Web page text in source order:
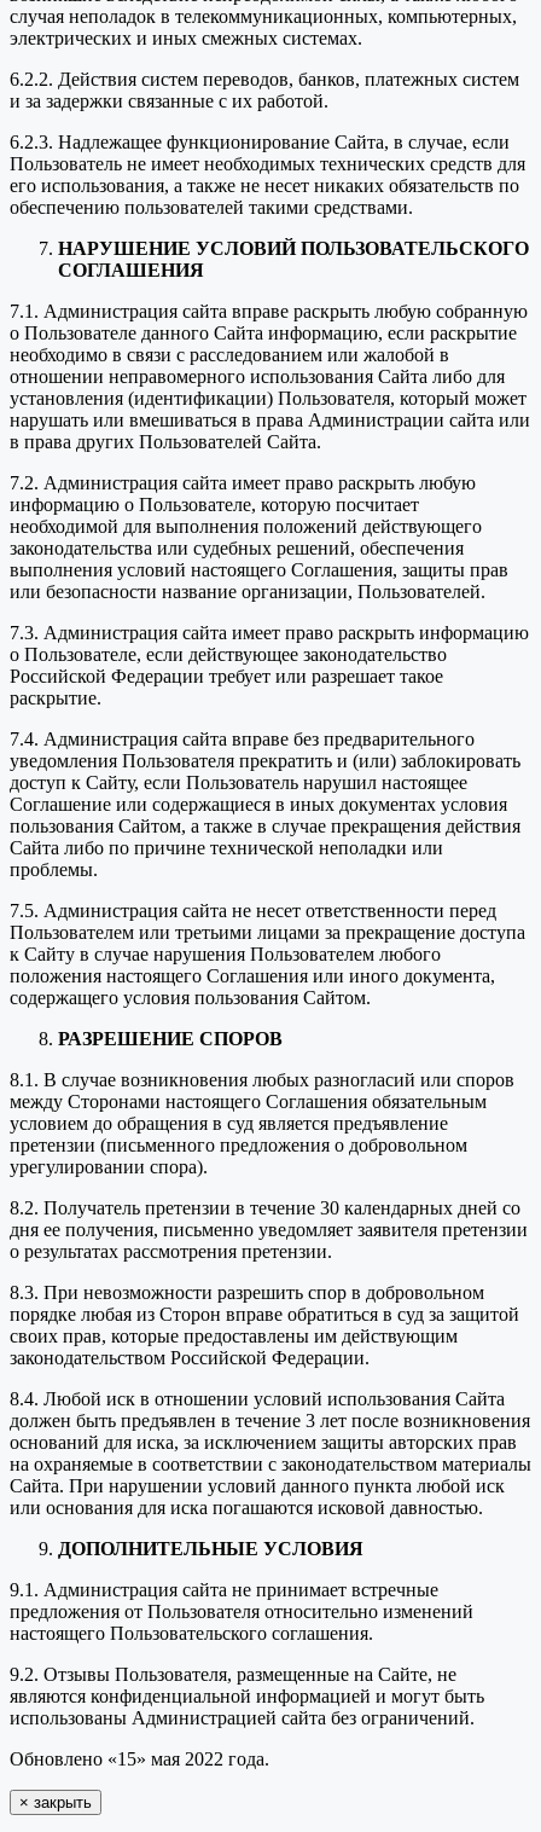
случая неполадок в телекоммуникационных, компьютерных,
электрических и иных смежных системах.
6.2.2. Действия систем переводов, банков, платежных систем
и за задержки связанные с их работой.
6.2.3. Надлежащее функционирование Сайта, в случае, если
Пользователь не имеет необходимых технических средств для
его использования, а также не несет никаких обязательств по
обеспечению пользователей такими средствами.
НАРУШЕНИЕ УСЛОВИЙ ПОЛЬЗОВАТЕЛЬСКОГО
СОГЛАШЕНИЯ
7.1. Администрация сайта вправе раскрыть любую собранную
о Пользователе данного Сайта информацию, если раскрытие
необходимо в связи с расследованием или жалобой в
отношении неправомерного использования Сайта либо для
установления (идентификации) Пользователя, который может
нарушать или вмешиваться в права Администрации сайта или
в права других Пользователей Сайта.
7.2. Администрация сайта имеет право раскрыть любую
информацию о Пользователе, которую посчитает
необходимой для выполнения положений действующего
законодательства или судебных решений, обеспечения
выполнения условий настоящего Соглашения, защиты прав
или безопасности название организации, Пользователей.
7.3. Администрация сайта имеет право раскрыть информацию
о Пользователе, если действующее законодательство
Российской Федерации требует или разрешает такое
раскрытие.
7.4. Администрация сайта вправе без предварительного
уведомления Пользователя прекратить и (или) заблокировать
доступ к Сайту, если Пользователь нарушил настоящее
Соглашение или содержащиеся в иных документах условия
пользования Сайтом, а также в случае прекращения действия
Сайта либо по причине технической неполадки или
проблемы.
7.5. Администрация сайта не несет ответственности перед
Пользователем или третьими лицами за прекращение доступа
к Сайту в случае нарушения Пользователем любого
положения настоящего Соглашения или иного документа,
содержащего условия пользования Сайтом.
РАЗРЕШЕНИЕ СПОРОВ
8.1. В случае возникновения любых разногласий или споров
между Сторонами настоящего Соглашения обязательным
условием до обращения в суд является предъявление
претензии (письменного предложения о добровольном
урегулировании спора).
8.2. Получатель претензии в течение 30 календарных дней со
дня ее получения, письменно уведомляет заявителя претензии
о результатах рассмотрения претензии.
8.3. При невозможности разрешить спор в добровольном
порядке любая из Сторон вправе обратиться в суд за защитой
своих прав, которые предоставлены им действующим
законодательством Российской Федерации.
8.4. Любой иск в отношении условий использования Сайта
должен быть предъявлен в течение 3 лет после возникновения
оснований для иска, за исключением защиты авторских прав
на охраняемые в соответствии с законодательством материалы
Сайта. При нарушении условий данного пункта любой иск
или основания для иска погашаются исковой давностью.
ДОПОЛНИТЕЛЬНЫЕ УСЛОВИЯ
9.1. Администрация сайта не принимает встречные
предложения от Пользователя относительно изменений
настоящего Пользовательского соглашения.
9.2. Отзывы Пользователя, размещенные на Сайте, не
являются конфиденциальной информацией и могут быть
использованы Администрацией сайта без ограничений.
Обновлено «15» мая 2022 года.
× закрыть